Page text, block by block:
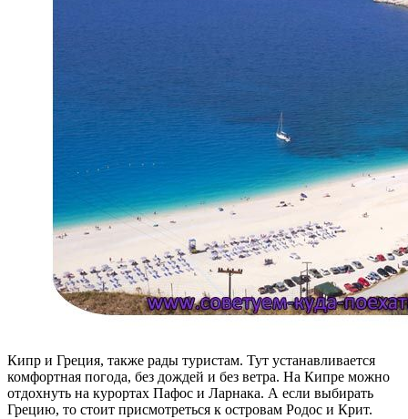
Кипр и Греция, также рады туристам. Тут устанавливается
комфортная погода, без дождей и без ветра. На Кипре можно
отдохнуть на курортах Пафос и Ларнака. А если выбирать
Грецию, то стоит присмотреться к островам Родос и Крит.